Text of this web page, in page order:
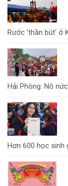
Rước 'thần bút' ở
Hải Phòng: Nô
Hơn 600 học sinh